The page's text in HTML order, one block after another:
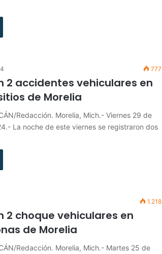
777
2 accidentes vehiculares en
de Morelia
Redacción. Morelia, Mich.- Viernes 29 de
La noche de este viernes se registraron dos
1.218
2 choque vehiculares en
de Morelia
Redacción. Morelia, Mich.- Martes 25 de